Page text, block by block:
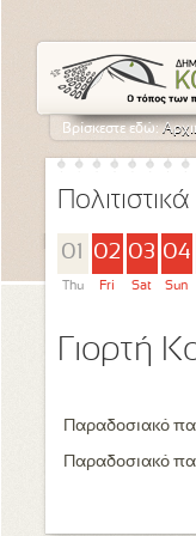
Βρίσκεστε εδώ:
01
Thu
02
Fri
03
Sat
04
Sun
Γιορτή
Παραδοσιακό
Παραδοσιακό